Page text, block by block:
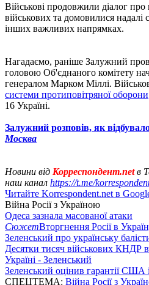
Військові продовжили діалог про
військових та домовилися
інших важливих напрямках.
Нагадаємо, раніше Залужний
головою Об'єднаного комітету
генералом Марком Міллі.
системи протиповітряної оборони
16 Україні.
Залужний розповів, як
Москва
Новини від Корреспондент.netв
наш канал https://t.me/
Читайте Korrespondent.net в
Війна Росії з Україною
Одеса зазнала масованої атаки
СюжетВторгнення Росії в
Зеленський про українську
Десятки тисяч військових КНДР
Україні - Зеленський
Зеленський оцінив гарантії США
СПЕЦТЕМА: Війна Росії з